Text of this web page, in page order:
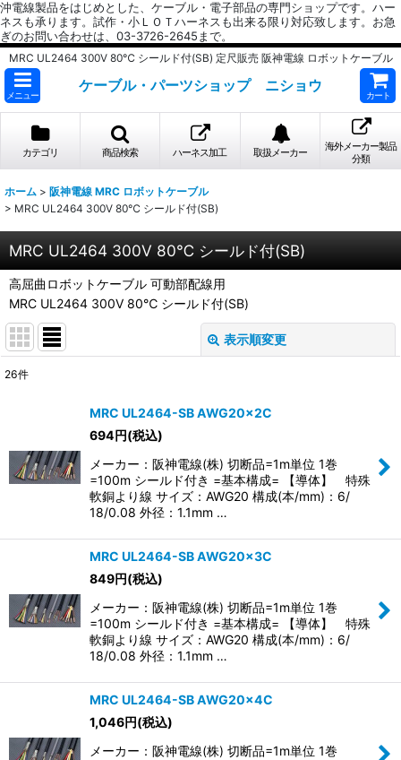
沖電線製品をはじめとした、ケーブル・電子部品の専門ショップです。ハー
ネスも承ります。試作・小ＬＯＴハーネスも出来る限り対応致します。お急
ぎのお問い合わせは、03-3726-2645まで。
MRC UL2464 300V 80℃ シールド付(SB) 定尺販売 阪神電線 ロボットケーブル
メニュー
ケーブル・パーツショップ ニショウ
カート
カテゴリ 商品検索 ハーネス加工 取扱メーカー
海外メーカー製品
分類
ホーム > 阪神電線 MRC ロボットケーブル
> MRC UL2464 300V 80℃ シールド付(SB)
MRC UL2464 300V 80℃ シールド付(SB)
高屈曲ロボットケーブル 可動部配線用
MRC UL2464 300V 80℃ シールド付(SB)
表示順変更
絞り込む
26件
MRC UL2464-SB AWG20×2C
694円(税込)
メーカー：阪神電線(株) 切断品=1m単位 1巻
=100m シールド付き =基本構成= 【導体】 特殊
軟銅より線 サイズ：AWG20 構成(本/mm)：6/
18/0.08 外径：1.1mm …
MRC UL2464-SB AWG20×3C
849円(税込)
メーカー：阪神電線(株) 切断品=1m単位 1巻
=100m シールド付き =基本構成= 【導体】 特殊
軟銅より線 サイズ：AWG20 構成(本/mm)：6/
18/0.08 外径：1.1mm …
MRC UL2464-SB AWG20×4C
1,046円(税込)
メーカー：阪神電線(株) 切断品=1m単位 1巻